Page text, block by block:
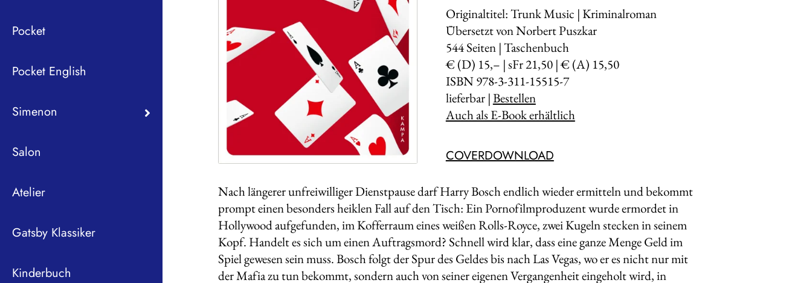
Pocket
Pocket English
Simenon
Salon
Atelier
Gatsby Klassiker
Kinderbuch
Originaltitel: Trunk Music | Kriminalroman
Übersetzt von Norbert Puszkar
544Seiten | Taschenbuch
€ (D) 15,– | sFr 21,50 | € (A) 15,50
ISBN 978-3-311-15515-7
lieferbar |Bestellen
Auch als E-Book erhältlich
COVERDOWNLOAD
Nach längerer unfreiwilliger Dienstpause darf Harry Bosch endlich wieder ermitteln und bekommt
prompt einen besonders heiklen Fall auf den Tisch: Ein Pornofilmproduzent wurde ermordet in
Hollywood aufgefunden, im Kofferraum eines weißen Rolls-Royce, zwei Kugeln stecken in seinem
Kopf. Handelt es sich um einen Auftragsmord? Schnell wird klar, dass eine ganze Menge Geld im
Spiel gewesen sein muss. Bosch folgt der Spur des Geldes bis nach Las Vegas, wo er es nicht nur mit
der Mafia zu tun bekommt, sondern auch von seiner eigenen Vergangenheit eingeholt wird, in